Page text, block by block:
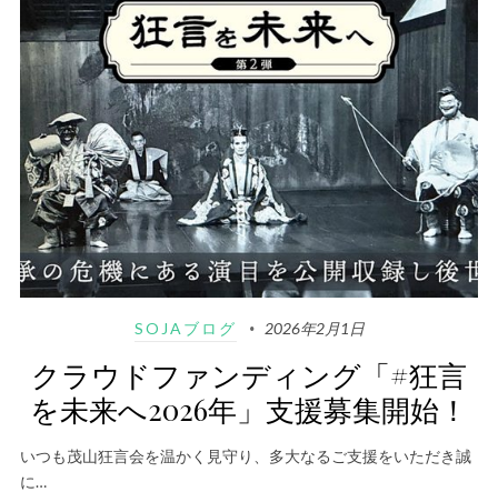
SOJAブログ 2026年2月1日
クラウドファンディング「#狂言
を未来へ2026年」支援募集開始！
いつも茂山狂言会を温かく見守り、多大なるご支援をいただき誠
に…